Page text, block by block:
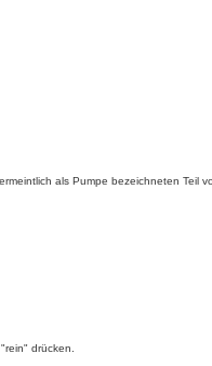
als Pumpe bezeichneten Teil
drücken.